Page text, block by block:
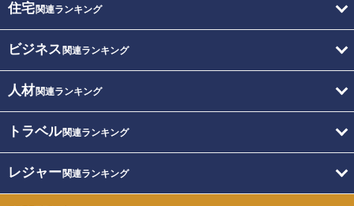
住宅関連ランキング
ビジネス 関連ランキング
人材関連ランキング
トラベル関連ランキング
レジャー関連ランキング